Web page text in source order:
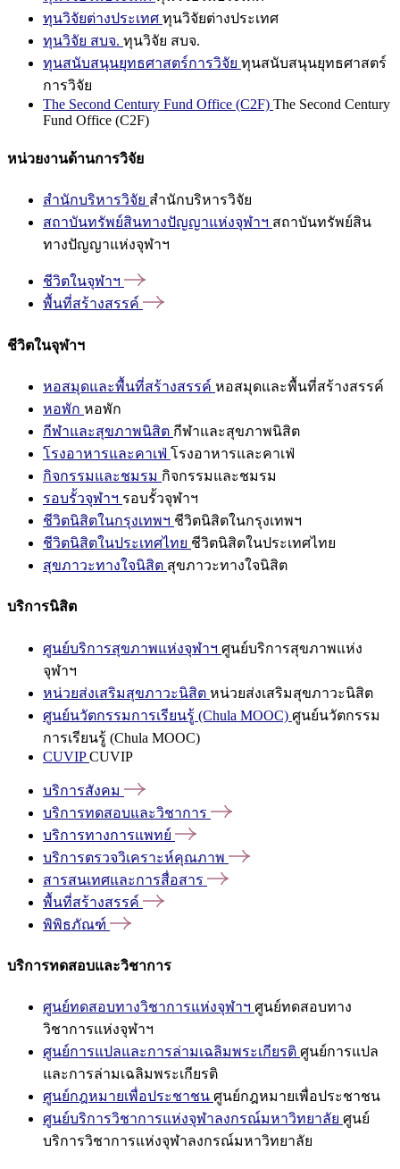
ทุนวิจัยต่างประเทศ ทุนวิจัยต่างประเทศ
ทุนวิจัย สบจ. ทุนวิจัย สบจ.
ทุนสนับสนุนยุทธศาสตร์การวิจัย ทุนสนับสนุนยุทธศาสตร์
การวิจัย
The Second Century Fund Office (C2F) The Second Century
Fund Office (C2F)
หน่วยงานด้านการวิจัย
สำนักบริหารวิจัย สำนักบริหารวิจัย
สถาบันทรัพย์สินทางปัญญาแห่งจุฬาฯ สถาบันทรัพย์สิน
ทางปัญญาแห่งจุฬาฯ
ชีวิตในจุฬาฯ
พื้นที่สร้างสรรค์
ชีวิตในจุฬาฯ
หอสมุดและพื้นที่สร้างสรรค์ หอสมุดและพื้นที่สร้างสรรค์
หอพัก หอพัก
กีฬาและสุขภาพนิสิต กีฬาและสุขภาพนิสิต
โรงอาหารและคาเฟ่ โรงอาหารและคาเฟ่
กิจกรรมและชมรม กิจกรรมและชมรม
รอบรั้วจุฬาฯ รอบรั้วจุฬาฯ
ชีวิตนิสิตในกรุงเทพฯ ชีวิตนิสิตในกรุงเทพฯ
ชีวิตนิสิตในประเทศไทย ชีวิตนิสิตในประเทศไทย
สุขภาวะทางใจนิสิต สุขภาวะทางใจนิสิต
บริการนิสิต
ศูนย์บริการสุขภาพแห่งจุฬาฯ ศูนย์บริการสุขภาพแห่ง
จุฬาฯ
หน่วยส่งเสริมสุขภาวะนิสิต หน่วยส่งเสริมสุขภาวะนิสิต
ศูนย์นวัตกรรมการเรียนรู้ (Chula MOOC) ศูนย์นวัตกรรม
การเรียนรู้ (Chula MOOC)
CUVIPCUVIP
บริการสังคม
บริการทดสอบและวิชาการ
บริการทางการแพทย์
บริการตรวจวิเคราะห์คุณภาพ
สารสนเทศและการสื่อสาร
พื้นที่สร้างสรรค์
พิพิธภัณฑ์
บริการทดสอบและวิชาการ
ศูนย์ทดสอบทางวิชาการแห่งจุฬาฯ ศูนย์ทดสอบทาง
วิชาการแห่งจุฬาฯ
ศูนย์การแปลและการล่ามเฉลิมพระเกียรติ ศูนย์การแปล
และการล่ามเฉลิมพระเกียรติ
ศูนย์กฎหมายเพื่อประชาชน ศูนย์กฎหมายเพื่อประชาชน
ศูนย์บริการวิชาการแห่งจุฬาลงกรณ์มหาวิทยาลัย ศูนย์
บริการวิชาการแห่งจุฬาลงกรณ์มหาวิทยาลัย